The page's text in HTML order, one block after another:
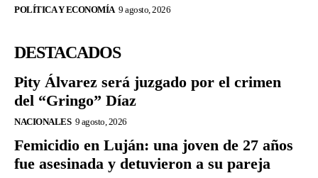
POLÍTICA Y ECONOMÍA 9 agosto, 2026
DESTACADOS
Pity Álvarez será juzgado por el crimen
del “Gringo” Díaz
NACIONALES 9 agosto, 2026
Femicidio en Luján: una joven de 27 años
fue asesinada y detuvieron a su pareja